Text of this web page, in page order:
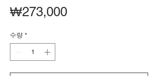
₩273,000가
수량 *